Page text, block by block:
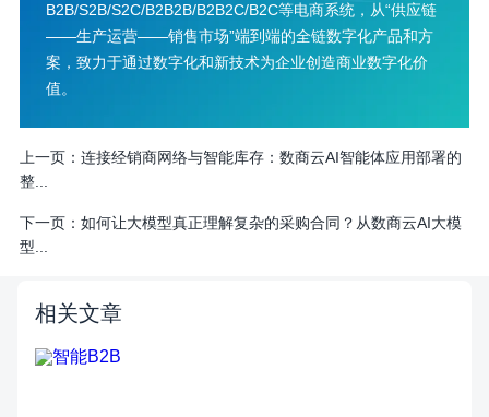
B2B/S2B/S2C/B2B2B/B2B2C/B2C等电商系统，从“供应链
——生产运营——销售市场”端到端的全链数字化产品和方
案，致力于通过数字化和新技术为企业创造商业数字化价
值。
上一页： 连接经销商网络与智能库存：数商云AI智能体应用部署的
整...
下一页： 如何让大模型真正理解复杂的采购合同？从数商云AI大模
型...
相关文章